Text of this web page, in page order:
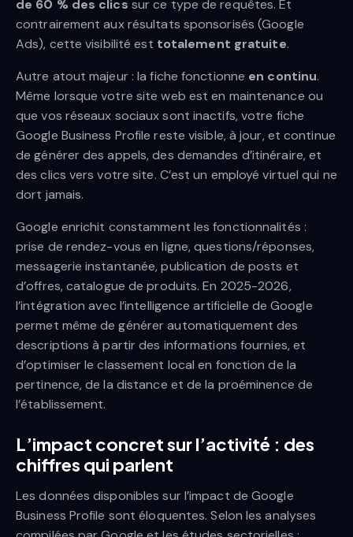
de 60 % des clics sur ce type de requêtes. Et
contrairement aux résultats sponsorisés (Google
Ads), cette visibilité est totalement gratuite.
Autre atout majeur : la fiche fonctionne en continu.
Même lorsque votre site web est en maintenance ou
que vos réseaux sociaux sont inactifs, votre fiche
Google Business Profile reste visible, à jour, et continue
de générer des appels, des demandes d’itinéraire, et
des clics vers votre site. C’est un employé virtuel qui ne
dort jamais.
Google enrichit constamment les fonctionnalités :
prise de rendez-vous en ligne, questions/réponses,
messagerie instantanée, publication de posts et
d’offres, catalogue de produits. En 2025-2026,
l’intégration avec l’intelligence artificielle de Google
permet même de générer automatiquement des
descriptions à partir des informations fournies, et
d’optimiser le classement local en fonction de la
pertinence, de la distance et de la proéminence de
l’établissement.
L’impact concret sur l’activité : des
chiffres qui parlent
Les données disponibles sur l’impact de Google
Business Profile sont éloquentes. Selon les analyses